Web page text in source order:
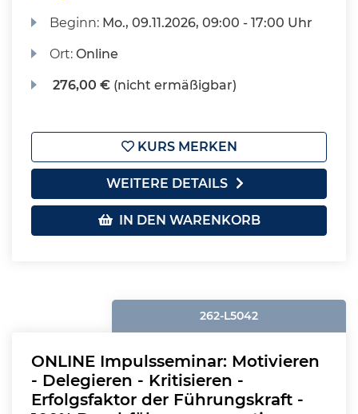
Beginn: Mo., 09.11.2026, 09:00 - 17:00 Uhr
Ort:Online
276,00 € (nicht ermäßigbar)
KURS MERKEN
WEITERE DETAILS
IN DEN WARENKORB
262-L5042
ONLINE Impulsseminar: Motivieren
- Delegieren - Kritisieren -
Erfolgsfaktor der Führungskraft -